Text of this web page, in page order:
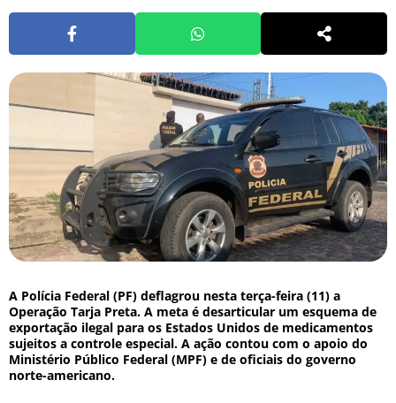
A Polícia Federal (PF) deflagrou nesta terça-feira (11) a
Operação Tarja Preta. A meta é desarticular um esquema de
exportação ilegal para os Estados Unidos de medicamentos
sujeitos a controle especial. A ação contou com o apoio do
Ministério Público Federal (MPF) e de oficiais do governo
norte-americano.